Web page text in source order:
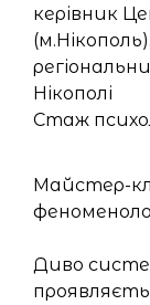
керівник
Нікополі
Стаж
Майстер-
Диво